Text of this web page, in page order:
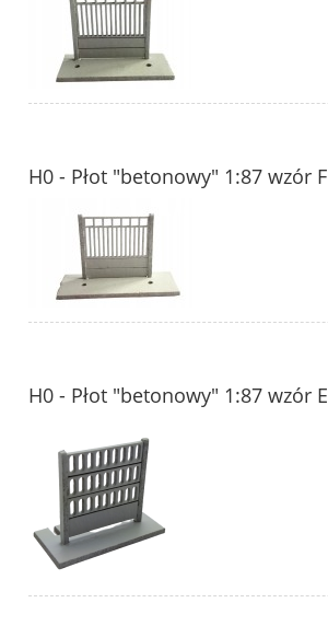
H0 - Płot "betonowy" 1:87 wzór F
H0 - Płot "betonowy" 1:87 wzór E